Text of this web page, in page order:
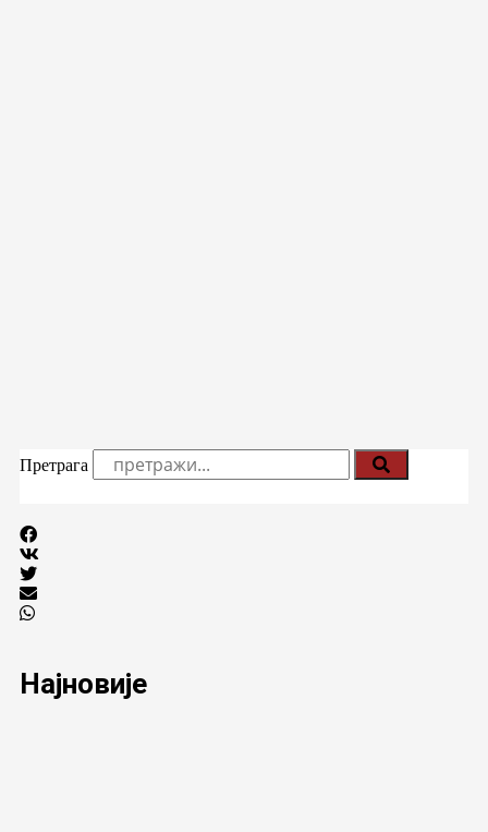
Претрага
Најновије